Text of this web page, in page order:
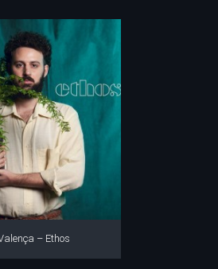
– Ethos